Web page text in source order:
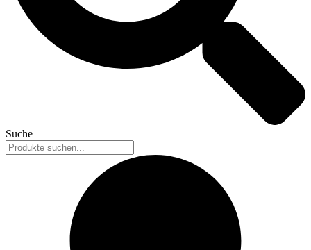
Suche